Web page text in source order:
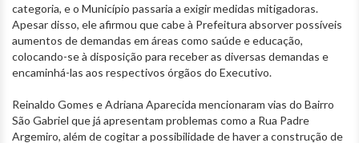
categoria, e o Município passaria a exigir medidas mitigadoras.
Apesar disso, ele afirmou que cabe à Prefeitura absorver possíveis
aumentos de demandas em áreas como saúde e educação,
colocando-se à disposição para receber as diversas demandas e
encaminhá-las aos respectivos órgãos do Executivo.
Reinaldo Gomes e Adriana Aparecida mencionaram vias do Bairro
São Gabriel que já apresentam problemas como a Rua Padre
Argemiro, além de cogitar a possibilidade de haver a construção de